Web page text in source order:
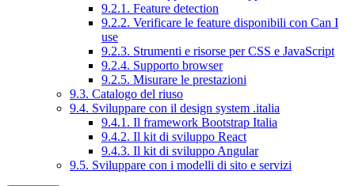
9.2.1. Feature detection
9.2.2. Verificare le feature disponibili con Can I
use
9.2.3. Strumenti e risorse per CSS e JavaScript
9.2.4. Supporto browser
9.2.5. Misurare le prestazioni
9.3. Catalogo del riuso
9.4. Sviluppare con il design system .italia
9.4.1. Il framework Bootstrap Italia
9.4.2. Il kit di sviluppo React
9.4.3. Il kit di sviluppo Angular
9.5. Sviluppare con i modelli di sito e servizi